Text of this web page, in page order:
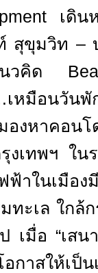
เดิน
สุขุมวิท –
นวคิด
หมือนวันพั
องหาคอน
งเทพฯ ใน
ฟ้าในเมือง
ทะเล ใกล้
ป เมื่อ “เ
กาสให้เ